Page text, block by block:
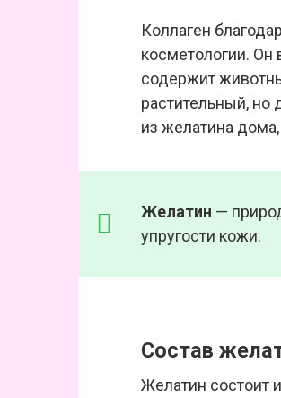
Коллаген
косметологии. Он
содержит
растительный,
из желатина
Желатин —
упругости кожи.
Состав
Желатин состоит